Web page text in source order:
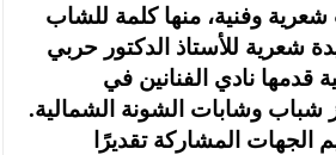
وفنية، منها كلمة للشاب
شعرية للأستاذ الدكتور حربي
قدمها نادي الفنانين في
شباب وشابات الشونة الشمالية.
الجهات المشاركة تقديرًا